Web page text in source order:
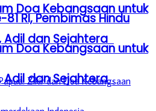
Doa Kebangsaan untuk
Adil dan Sejahtera
81 RI, Pembimas Hindu
Doa Kebangsaan untuk
Adil dan Sejahtera